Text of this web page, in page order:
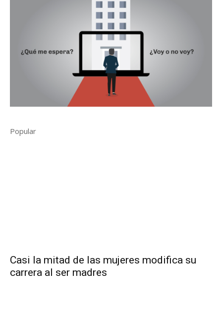
Popular
Casi la mitad de las mujeres modifica su
carrera al ser madres